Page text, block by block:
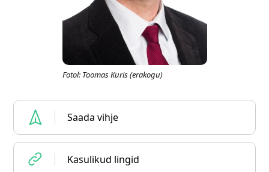
Fotol: Toomas Kuris (erakogu)
Saada vihje
Kasulikud lingid